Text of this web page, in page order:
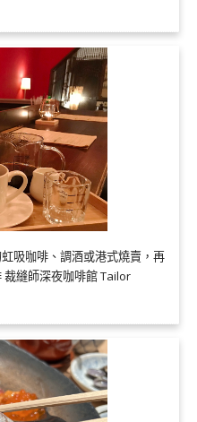
吸咖啡、調酒或港式燒賣，再
裁縫師深夜咖啡館 Tailor